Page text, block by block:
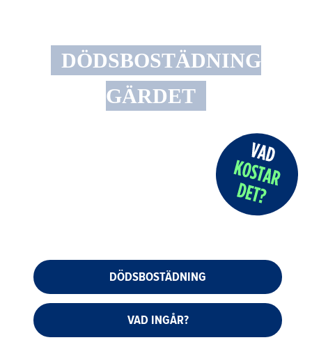
DÖDSBOSTÄDNING
GÄRDET
DÖDSBOSTÄDNING
VAD INGÅR?